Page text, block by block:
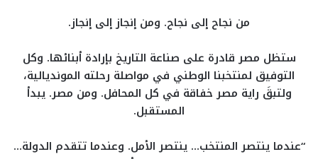
من نجاح إلى نجاح. ومن إنجاز إلى إنجاز.
ستظل مصر قادرة على صناعة التاريخ بإرادة أبنائها. وكل
التوفيق لمنتخبنا الوطني في مواصلة رحلته المونديالية،
ولتبقَ راية مصر خفاقة في كل المحافل. ومن مصر. يبدأ
المستقبل.
“عندما ينتصر المنتخب… ينتصر الأمل. وعندما تتقدم الدولة…